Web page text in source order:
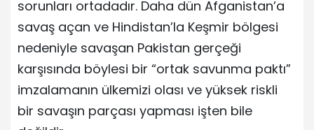
sorunları ortadadır. Daha dün Afganistan’a
savaş açan ve Hindistan’la Keşmir bölgesi
nedeniyle savaşan Pakistan gerçeği
karşısında böylesi bir “ortak savunma paktı”
imzalamanın ülkemizi olası ve yüksek riskli
bir savaşın parçası yapması işten bile